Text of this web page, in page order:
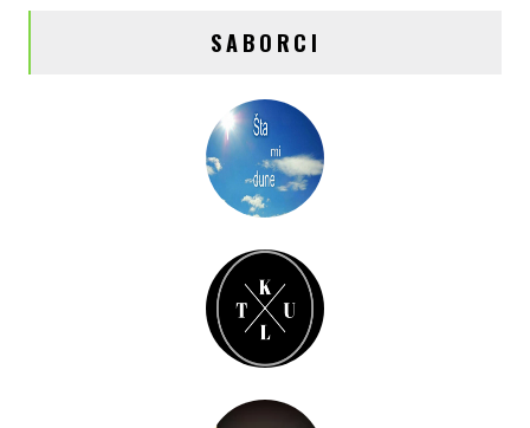
SABORCI